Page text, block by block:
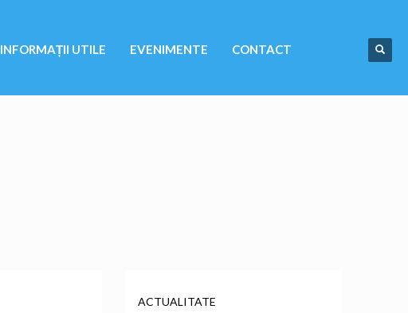
INFORMAȚII UTILE EVENIMENTE CONTACT
ACTUALITATE